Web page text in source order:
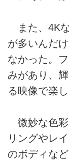
また、4K
が多いんだ
なかった。
みがあり、
る映像で楽し
微妙な色彩
リングやレ
のボディな